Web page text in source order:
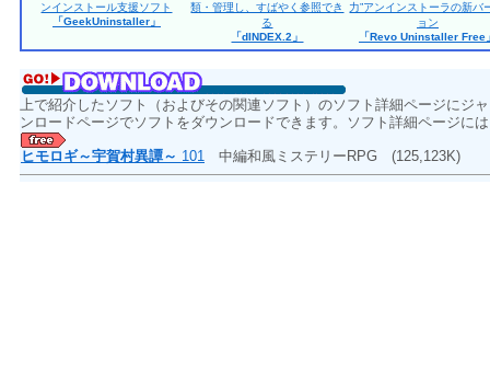
ンインストール支援ソフト
「GeekUninstaller」
類・管理し、すばやく参照でき
る
「dINDEX.2」
力”アンインストーラの新バ
ョン
「Revo Uninstaller Free
上で紹介したソフト（およびその関連ソフト）のソフト詳細ページにジ
ンロードページでソフトをダウンロードできます。ソフト詳細ページに
ヒモロギ～宇賀村異譚～ 101 中編和風ミステリーRPG (125,123K)